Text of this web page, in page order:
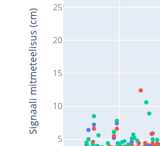
5
10
15
20
25
Signaali mitmeteelisus (cm)